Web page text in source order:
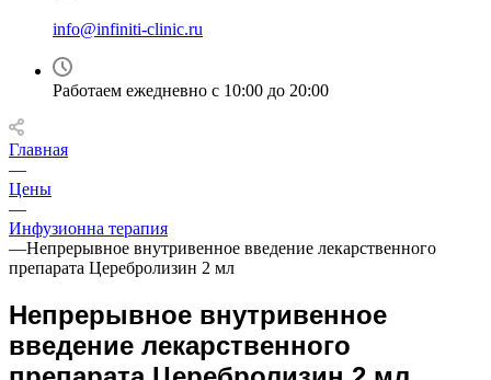
info@infiniti-clinic.ru
Работаем ежедневно с 10:00 до 20:00
Главная
—
Цены
—
Инфузионна терапия
—Непрерывное внутривенное введение лекарственного
препарата Церебролизин 2 мл
Непрерывное внутривенное
введение лекарственного